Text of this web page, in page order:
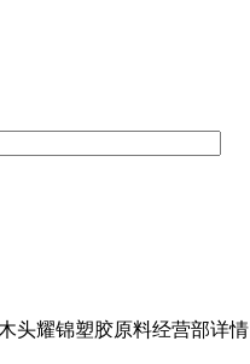
头耀锦塑胶原料经营部详情